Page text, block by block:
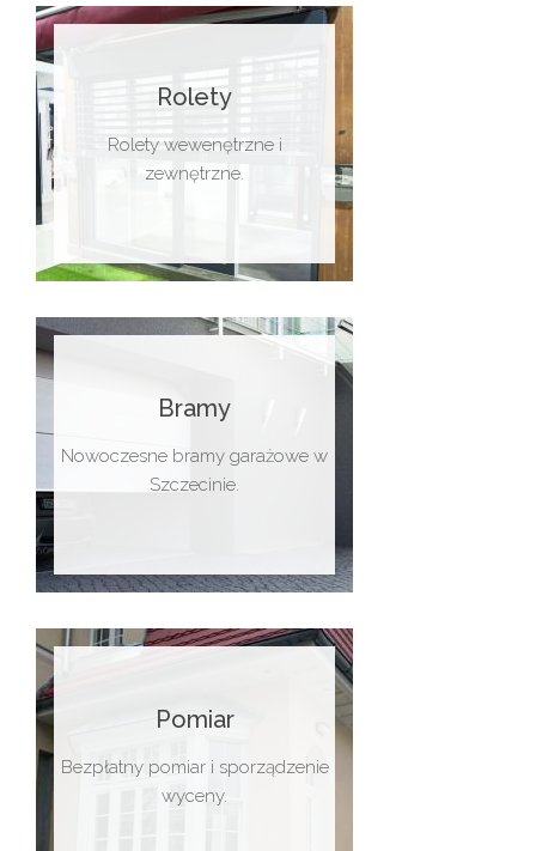
Rolety
Rolety wewenętrzne i
zewnętrzne.
Bramy
Nowoczesne bramy garażowe w
Szczecinie.
Pomiar
Bezpłatny pomiar i sporządzenie
wyceny.